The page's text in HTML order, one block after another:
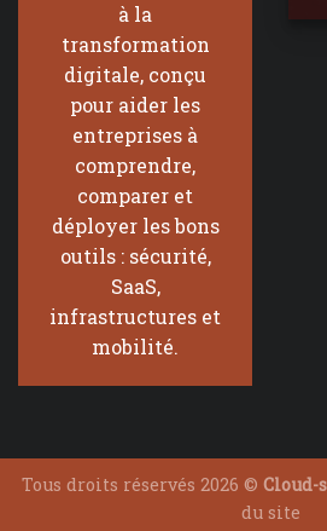
à la
transformation
digitale, conçu
pour aider les
entreprises à
comprendre,
comparer et
déployer les bons
outils : sécurité,
SaaS,
infrastructures et
mobilité.
Tous droits réservés 2026 © Cloud-
du site